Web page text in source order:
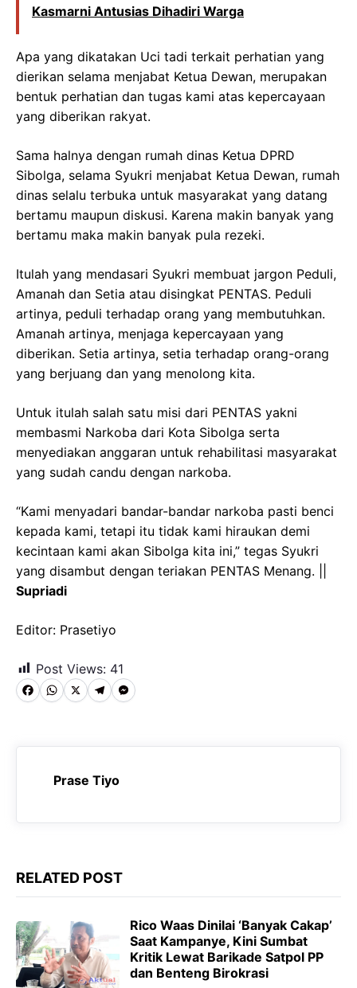
Kasmarni Antusias Dihadiri Warga
Apa yang dikatakan Uci tadi terkait perhatian yang
dierikan selama menjabat Ketua Dewan, merupakan
bentuk perhatian dan tugas kami atas kepercayaan
yang diberikan rakyat.
Sama halnya dengan rumah dinas Ketua DPRD
Sibolga, selama Syukri menjabat Ketua Dewan, rumah
dinas selalu terbuka untuk masyarakat yang datang
bertamu maupun diskusi. Karena makin banyak yang
bertamu maka makin banyak pula rezeki.
Itulah yang mendasari Syukri membuat jargon Peduli,
Amanah dan Setia atau disingkat PENTAS. Peduli
artinya, peduli terhadap orang yang membutuhkan.
Amanah artinya, menjaga kepercayaan yang
diberikan. Setia artinya, setia terhadap orang-orang
yang berjuang dan yang menolong kita.
Untuk itulah salah satu misi dari PENTAS yakni
membasmi Narkoba dari Kota Sibolga serta
menyediakan anggaran untuk rehabilitasi masyarakat
yang sudah candu dengan narkoba.
“Kami menyadari bandar-bandar narkoba pasti benci
kepada kami, tetapi itu tidak kami hiraukan demi
kecintaan kami akan Sibolga kita ini,” tegas Syukri
yang disambut dengan teriakan PENTAS Menang. ||
Supriadi
Editor: Prasetiyo
Post Views: 41
F
c
o
k
W
a
A
p
X T
l
e
g
r
m
M
s
s
n
e
r
Prase Tiyo
RELATED POST
Rico Waas Dinilai ‘Banyak Cakap’
Saat Kampanye, Kini Sumbat
Kritik Lewat Barikade Satpol PP
dan Benteng Birokrasi